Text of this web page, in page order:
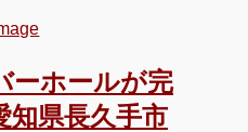
ーホールが完
知県長久手市